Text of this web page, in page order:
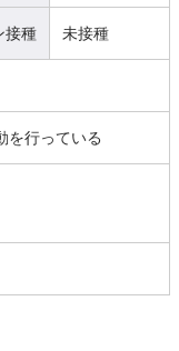
接種 未接種
を行っている